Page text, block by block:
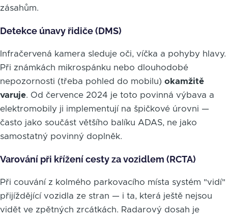
zásahům.
Detekce únavy řidiče (DMS)
Infračervená kamera sleduje oči, víčka a pohyby hlavy.
Při známkách mikrospánku nebo dlouhodobé
nepozornosti (třeba pohled do mobilu) okamžitě
varuje. Od července 2024 je toto povinná výbava a
elektromobily ji implementují na špičkové úrovni —
často jako součást většího balíku ADAS, ne jako
samostatný povinný doplněk.
Varování při křížení cesty za vozidlem (RCTA)
Při couvání z kolmého parkovacího místa systém "vidí"
přijíždějící vozidla ze stran — i ta, která ještě nejsou
vidět ve zpětných zrcátkách. Radarový dosah je